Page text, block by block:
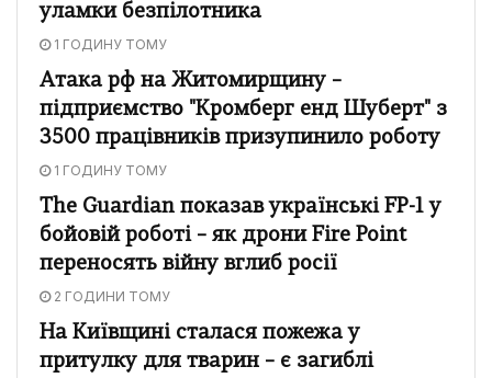
уламки безпілотника
1 ГОДИНУ ТОМУ
Атака рф на Житомирщину –
підприємство "Кромберг енд Шуберт" з
3500 працівників призупинило роботу
1 ГОДИНУ ТОМУ
The Guardian показав українські FP-1 у
бойовій роботі – як дрони Fire Point
переносять війну вглиб росії
2 ГОДИНИ ТОМУ
На Київщині сталася пожежа у
притулку для тварин – є загиблі